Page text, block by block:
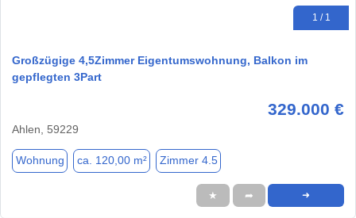
1 / 1
Großzügige 4,5Zimmer Eigentumswohnung, Balkon im
gepflegten 3Part
329.000 €
Ahlen, 59229
Wohnung ca. 120,00 m² Zimmer 4.5
★ ➦ ➜